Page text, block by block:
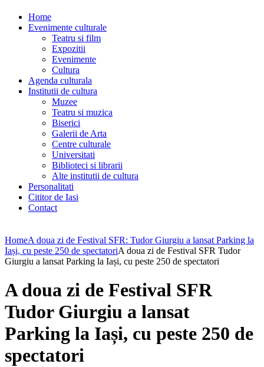
Home
Evenimente culturale
Teatru si film
Expozitii
Evenimente
Cultura
Agenda culturala
Institutii de cultura
Muzee
Teatru si muzica
Biserici
Galerii de Arta
Centre culturale
Universitati
Biblioteci si librarii
Alte institutii de cultura
Personalitati
Cititor de Iasi
Contact
HomeA doua zi de Festival SFR: Tudor Giurgiu a lansat Parking la
Iași, cu peste 250 de spectatoriA doua zi de Festival SFR Tudor
Giurgiu a lansat Parking la Iași, cu peste 250 de spectatori
A doua zi de Festival SFR
Tudor Giurgiu a lansat
Parking la Iași, cu peste 250 de
spectatori